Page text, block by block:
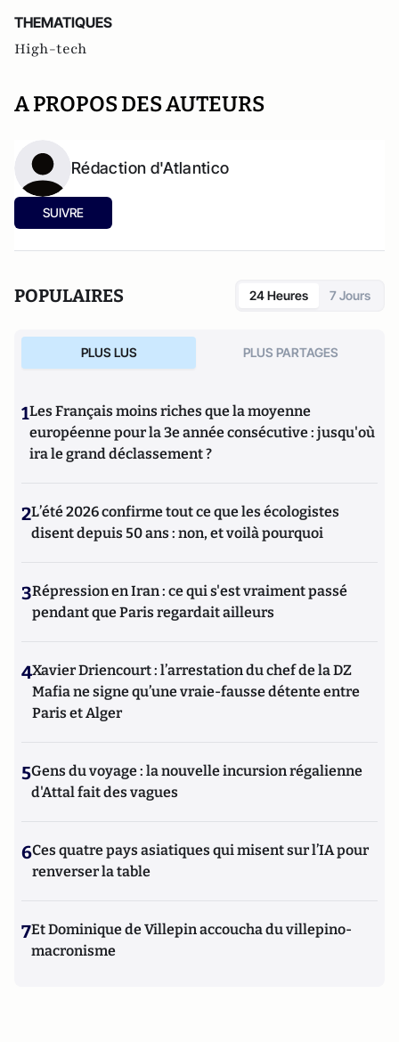
THEMATIQUES
High-tech
A PROPOS DES AUTEURS
Rédaction d'Atlantico
SUIVRE
POPULAIRES 24 Heures 7 Jours
PLUS LUS PLUS PARTAGES
1Les Français moins riches que la moyenne
européenne pour la 3e année consécutive : jusqu'où
ira le grand déclassement ?
2L’été 2026 confirme tout ce que les écologistes
disent depuis 50 ans : non, et voilà pourquoi
3Répression en Iran : ce qui s'est vraiment passé
pendant que Paris regardait ailleurs
4Xavier Driencourt : l’arrestation du chef de la DZ
Mafia ne signe qu’une vraie-fausse détente entre
Paris et Alger
5Gens du voyage : la nouvelle incursion régalienne
d'Attal fait des vagues
6Ces quatre pays asiatiques qui misent sur l’IA pour
renverser la table
7Et Dominique de Villepin accoucha du villepino-
macronisme